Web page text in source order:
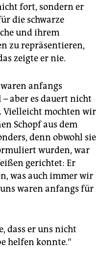
fort, sondern er
die schwarze
und ihrem
zu repräsentieren,
zeigte er nie.
anfangs
aber es dauert nicht
Vielleicht mochten wir
Schopf aus dem
denn obwohl sie
wurden, war
gerichtet: Er
was auch immer wir
waren anfangs für
dass er uns nicht
helfen konnte.“